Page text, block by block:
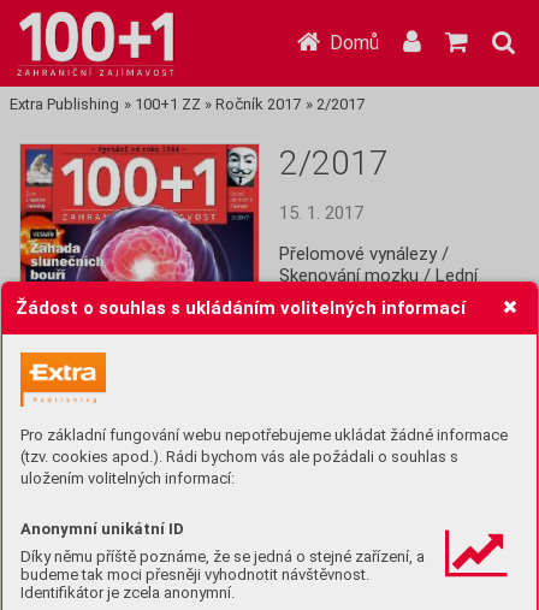
Žádost o souhlas s ukládáním volitelných informací
Pro základní fungování webu nepotřebujeme ukládat žádné informace
(tzv. cookies apod.). Rádi bychom vás ale požádali o souhlas s
uložením volitelných informací:
Anonymní unikátní ID
Díky němu příště poznáme, že se jedná o stejné zařízení, a
budeme tak moci přesněji vyhodnotit návštěvnost.
Identifikátor je zcela anonymní.
Domů
Extra Publishing » 100+1 ZZ » Ročník 2017 » 2/2017
2/2017
15. 1. 2017
Přelomové vynálezy /
Skenování mozku / Lední
medvědi v ohrožení /
Recyklace odpadů / Sluneční
bouře / Dřevěné stavby /
sexu zvířat / Bohatství
Bahrajnu
Předplatit